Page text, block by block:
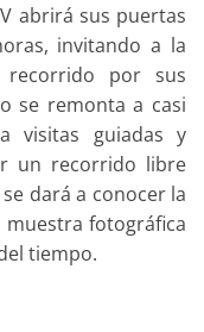
abrirá sus puertas
invitando a la
por sus
se remonta a casi
visitas guiadas y
un recorrido libre
dará a conocer la
fotográfica
tiempo.